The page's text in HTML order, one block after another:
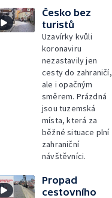
Česko bez
turistů
Uzavírky kvůli
koronaviru
nezastavily jen
cesty do zahraničí,
ale i opačným
směrem. Prázdná
jsou tuzemská
místa, která za
běžné situace plní
zahraniční
návštěvníci.
Propad
cestovního